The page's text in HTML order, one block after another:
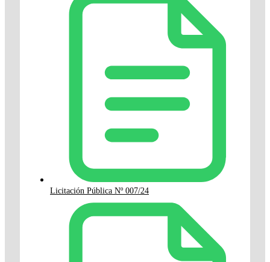
Licitación Pública Nº 007/24